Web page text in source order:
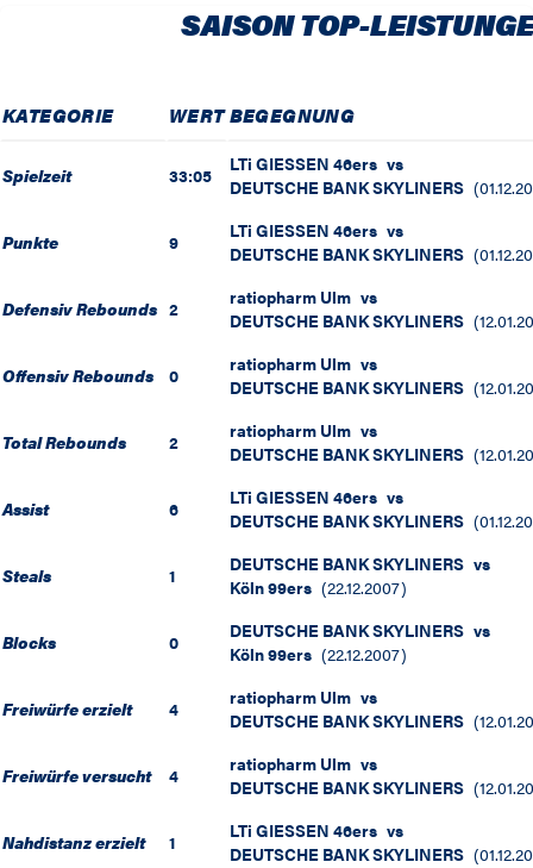
SAISON TOP-
KATEGORIE WERTBEGEGNUNG
Spielzeit 33:05 LTi GIESSEN 46ers vs
DEUTSCHE BANK SKYLINERS (
Punkte 9 LTi GIESSEN 46ers vs
DEUTSCHE BANK SKYLINERS (
Defensiv Rebounds 2 ratiopharm Ulm vs
DEUTSCHE BANK SKYLINERS (
Offensiv Rebounds 0 ratiopharm Ulm vs
DEUTSCHE BANK SKYLINERS (
Total Rebounds 2 ratiopharm Ulm vs
DEUTSCHE BANK SKYLINERS (
Assist 6 LTi GIESSEN 46ers vs
DEUTSCHE BANK SKYLINERS (
Steals 1 DEUTSCHE BANK SKYLINERS vs
Köln 99ers (22.12.2007)
Blocks 0 DEUTSCHE BANK SKYLINERS vs
Köln 99ers (22.12.2007)
Freiwürfe erzielt 4 ratiopharm Ulm vs
DEUTSCHE BANK SKYLINERS (
Freiwürfe versucht 4 ratiopharm Ulm vs
DEUTSCHE BANK SKYLINERS (
Nahdistanz erzielt 1 LTi GIESSEN 46ers vs
DEUTSCHE BANK SKYLINERS (